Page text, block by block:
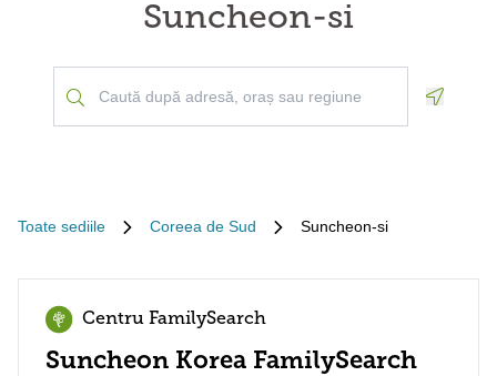
Suncheon-si
Toate sediile Coreea de Sud Suncheon-si
Centru FamilySearch
Suncheon Korea FamilySearch